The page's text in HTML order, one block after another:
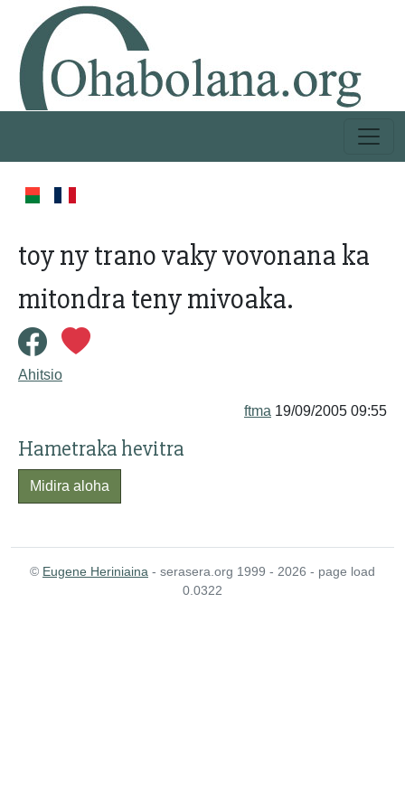
toy ny trano vaky vovonana ka
mitondra teny mivoaka.
Ahitsio
ftma 19/09/2005 09:55
Hametraka hevitra
Midira aloha
© Eugene Heriniaina - serasera.org 1999 - 2026 - page load
0.0322